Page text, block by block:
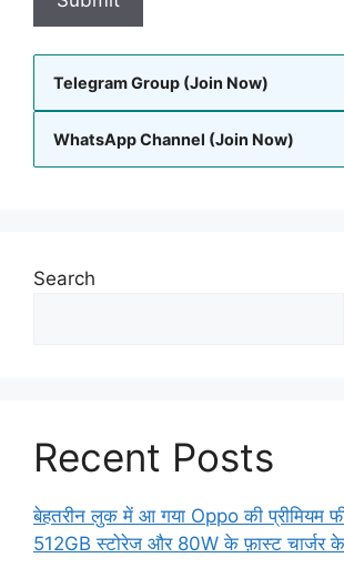
Telegram Group (Join Now)
WhatsApp Channel (Join Now)
Search
Recent Posts
बेहतरीन लुक में आ गया Oppo की प्रीमियम
512GB स्टोरेज और 80W के फ़ास्ट चार्जर